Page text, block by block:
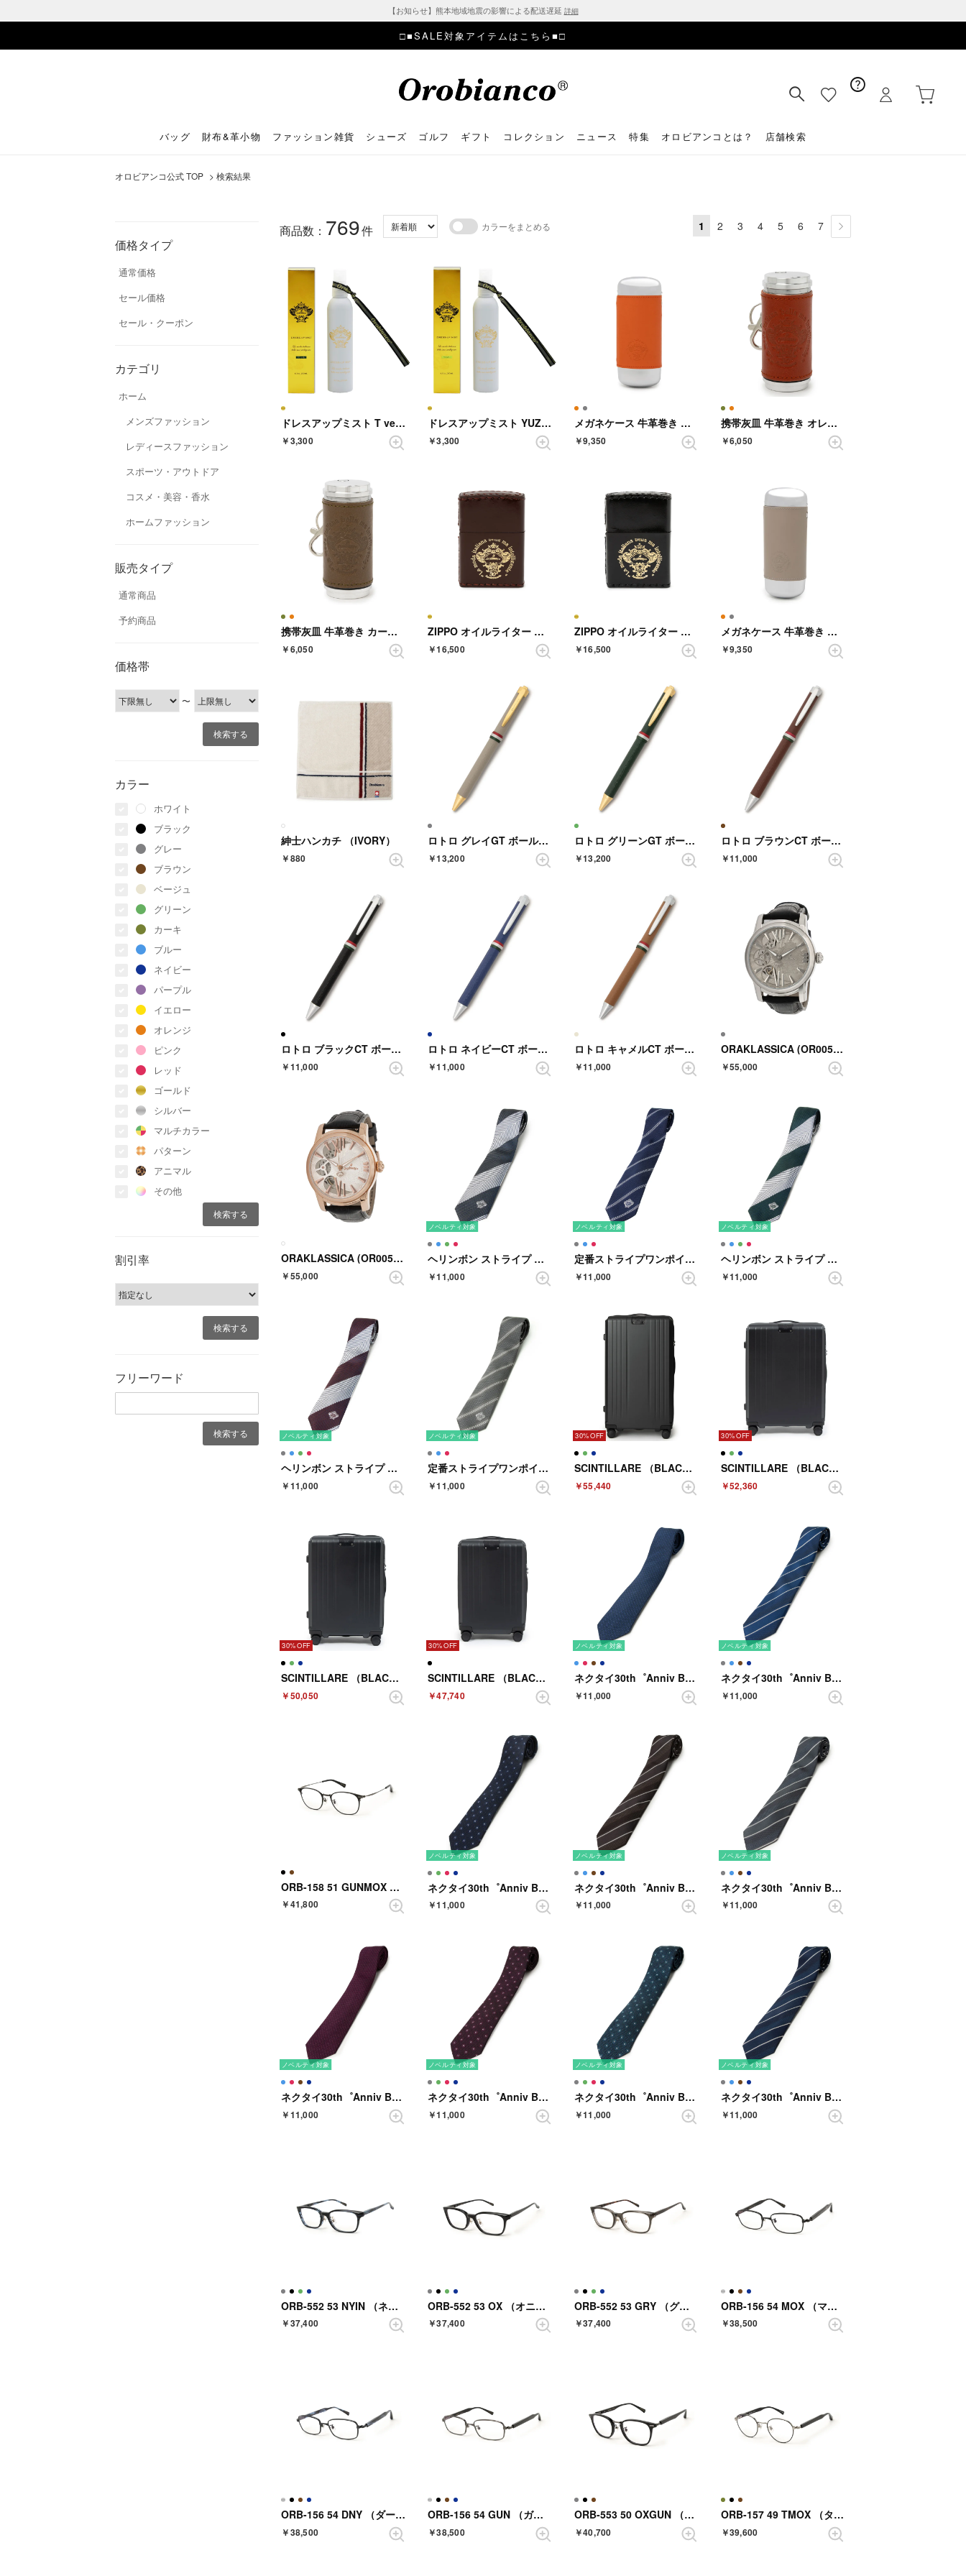
【お知らせ】熊本地域地震の影響による配送遅延 詳細
□■SALE対象アイテムはこちら■□
バッグ 財布&革小物 ファッション雑貨 シューズ ゴルフ ギフト コレクション ニュース 特集 オロビアンコとは？ 店舗検索
オロビアンコ公式 TOP > 検索結果
価格タイプ
通常価格
セール価格
セール・クーポン
カテゴリ
ホーム
メンズファッション
レディースファッション
スポーツ・アウトドア
コスメ・美容・香水
ホームファッション
販売タイプ
通常商品
予約商品
価格帯
〜
カラー
ホワイト
ブラック
グレー
ブラウン
ベージュ
グリーン
カーキ
ブルー
ネイビー
パープル
イエロー
オレンジ
ピンク
レッド
ゴールド
シルバー
マルチカラー
パターン
アニマル
その他
割引率
フリーワード
商品数： 769件 カラーをまとめる 1 2 3 4 5 6 7
ドレスアップミスト T verde 【返品不可商品】 （ゴールド）
￥3,300
ドレスアップミスト YUZU 【返品不可商品】 （ゴールド）
￥3,300
メガネケース 牛革巻き オレンジ （オレンジ）
￥9,350
携帯灰皿 牛革巻き オレンジ【返品不可商品】 （オレンジ）
￥6,050
携帯灰皿 牛革巻き カーキ【返品不可商品】 （カーキ）
￥6,050
ZIPPO オイルライター 牛革巻き ブラウン【返品不可商品】 （ブラウン）
￥16,500
ZIPPO オイルライター 牛革巻き ブラック【返品不可商品】 （ブラック）
￥16,500
メガネケース 牛革巻き グレー （グレー）
￥9,350
紳士ハンカチ （IVORY）
￥880
ロトロ グレイGT ボールペン 30周年記念限定
￥13,200
ロトロ グリーンGT ボールペン 30周年記念限定
￥13,200
ロトロ ブラウンCT ボールペン
￥11,000
ロトロ ブラックCT ボールペン
￥11,000
ロトロ ネイビーCT ボールペン
￥11,000
ロトロ キャメルCT ボールペン
￥11,000
ORAKLASSICA (OR005-5) （グレー）
￥55,000
ORAKLASSICA (OR005-4) （ホワイト）
￥55,000
ノベルティ対象
ヘリンボン ストライプ （ダークグレイ）
￥11,000
ノベルティ対象
定番ストライプワンポイント （青）
￥11,000
ノベルティ対象
ヘリンボン ストライプ （ダークグリーン）
￥11,000
ノベルティ対象
ヘリンボン ストライプ （ワイン）
￥11,000
ノベルティ対象
定番ストライプワンポイント （グレー）
￥11,000
30%
SCINTILLARE （BLACK）
￥55,440
30%
SCINTILLARE （BLACK）
￥52,360
30%
SCINTILLARE （BLACK）
￥50,050
30%
SCINTILLARE （BLACK）
￥47,740
ノベルティ対象
ネクタイ30th゜Anniv BOX ソリッド （ネイビーブルー）
￥11,000
ノベルティ対象
ネクタイ30th゜Anniv BOX ストライプ （ダルブルー）
￥11,000
ORB-158 51 GUNMOX （ガンマットオニキス）
￥41,800
ノベルティ対象
ネクタイ30th゜Anniv BOX 小紋 （ダークネイビー）
￥11,000
ノベルティ対象
ネクタイ30th゜Anniv BOX ストライプ （コゲチャ）
￥11,000
ノベルティ対象
ネクタイ30th゜Anniv BOX ストライプ （グレー）
￥11,000
ノベルティ対象
ネクタイ30th゜Anniv BOX ソリッド （ワイン）
￥11,000
ノベルティ対象
ネクタイ30th゜Anniv BOX 小紋 （ワイン）
￥11,000
ノベルティ対象
ネクタイ30th゜Anniv BOX 小紋 （ターコイズ）
￥11,000
ノベルティ対象
ネクタイ30th゜Anniv BOX ストライプ （ダークネイビー）
￥11,000
ORB-552 53 NYIN （ネイビーインク）
￥37,400
ORB-552 53 OX （オニキス）
￥37,400
ORB-552 53 GRY （グレ-）
￥37,400
ORB-156 54 MOX （マットオニキス）
￥38,500
ORB-156 54 DNY （ダークネイビー）
￥38,500
ORB-156 54 GUN （ガンメタル）
￥38,500
ORB-553 50 OXGUN （オニキスガンメタル）
￥40,700
ORB-157 49 TMOX （タイタニウムマットオニキス）
￥39,600